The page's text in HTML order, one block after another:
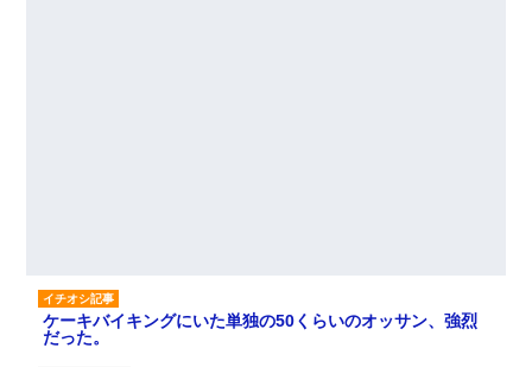
ケーキバイキングにいた単独の50くらいのオッサン、強烈
だった。